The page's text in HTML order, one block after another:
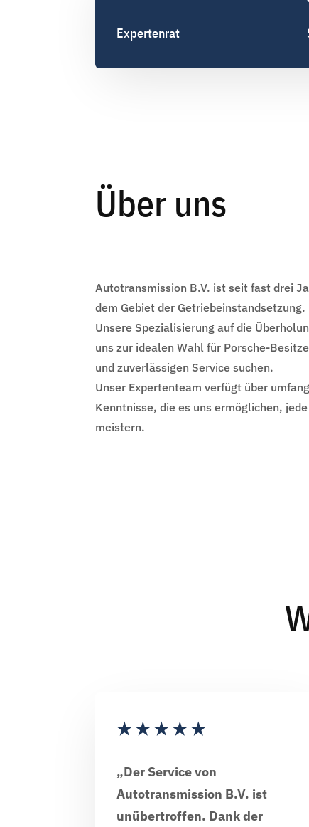
Expertenrat
Über uns
Autotransmission B.V. ist seit fast drei
dem Gebiet der Getriebeinstandsetzung.
Unsere Spezialisierung auf die
uns zur idealen Wahl für Porsche-
und zuverlässigen Service suchen.
Unser Expertenteam verfügt über
Kenntnisse, die es uns ermöglichen,
meistern.
★★★★★
„Der Service von
Autotransmission B.V. ist
unübertroffen. Dank der